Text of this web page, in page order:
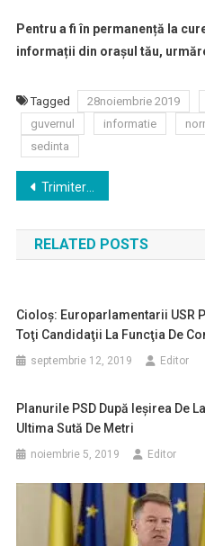
Pentru a fi în permanență la
informații din orașul tău,
Tagged 28noiembrie 2019
guvernul
informatie
sedinta
Navigare
în
articole
Trimitere fost ministru al Comunicațiilor – spălare de bani
RELATED POSTS
Cioloş: Europarlamentarii USR
Toţi Candidaţii La Funcţia De
septembrie 12, 2019 Editor
Planurile PSD După Ieşirea De
Ultima Sută De Metri
noiembrie 5, 2019 Editor